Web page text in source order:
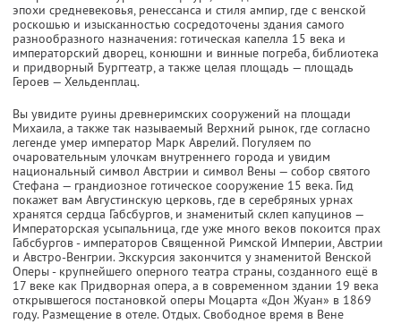
эпохи средневековья, ренессанса и стиля ампир, где с венской
роскошью и изысканностью сосредоточены здания самого
разнообразного назначения: готическая капелла 15 века и
императорский дворец, конюшни и винные погреба, библиотека
и придворный Бургтеатр, а также целая площадь — площадь
Героев — Хельденплац.
Вы увидите руины древнеримских сооружений на площади
Михаила, а также так называемый Верхний рынок, где согласно
легенде умер император Марк Аврелий. Погуляем по
очаровательным улочкам внутреннего города и увидим
национальный символ Австрии и символ Вены — собор святого
Стефана — грандиозное готическое сооружение 15 века. Гид
покажет вам Августинскую церковь, где в серебряных урнах
хранятся сердца Габсбургов, и знаменитый склеп капуцинов —
Императорская усыпальница, где уже много веков покоится прах
Габсбургов - императоров Священной Римской Империи, Австрии
и Австро-Венгрии. Экскурсия закончится у знаменитой Венской
Оперы - крупнейшего оперного театра страны, созданного ещё в
17 веке как Придворная опера, а в современном здании 19 века
открывшегося постановкой оперы Моцарта «Дон Жуан» в 1869
году. Размещение в отеле. Отдых. Свободное время в Вене